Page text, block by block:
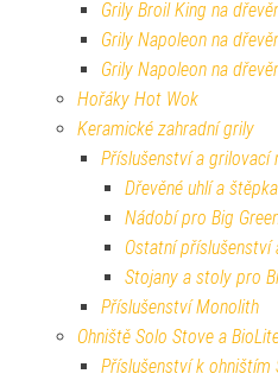
Grily Broil King na
Grily Napoleon na
Grily Napoleon na
Hořáky Hot Wok
Keramické zahradní grily
Příslušenství a grilovací
Dřevěné uhlí a
Nádobí pro Big
Ostatní příslušenství
Stojany a stoly pro
Příslušenství Monolith
Ohniště Solo Stove a
Příslušenství k ohništím